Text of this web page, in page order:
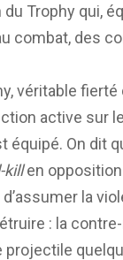
Trophy qui,
combat, des
véritable
active sur
équipé. On dit
killen
la
: la